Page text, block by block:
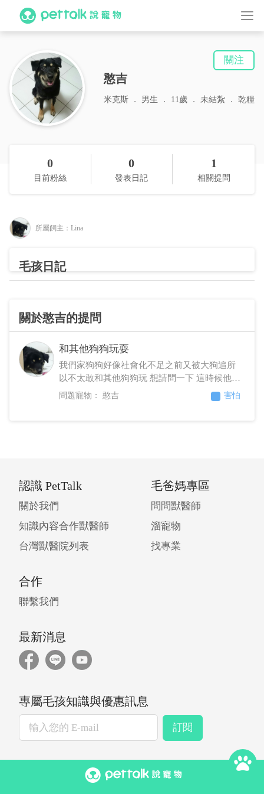
憨吉
關注
‎米克斯 男生 11歲 未結紮 乾糧
0
目前粉絲
0
發表日記
1
相關提問
所屬飼主：Lina
毛孩日記
關於憨吉的提問
和其他狗狗玩耍
我們家狗狗好像社會化不足之前又被大狗追所
以不太敢和其他狗狗玩 想請問一下 這時候他和
其他體型差不多或是較大的狗玩耍的時候 被邊
追邊吼到最後已經翻肚子在唉唉叫的時候主人
憨吉 害怕
認識 PetTalk
關於我們
知識內容合作獸醫師
台灣獸醫院列表
毛爸媽專區
問問獸醫師
溜寵物
找專業
合作
聯繫我們
最新消息
專屬毛孩知識與優惠訊息
訂閱